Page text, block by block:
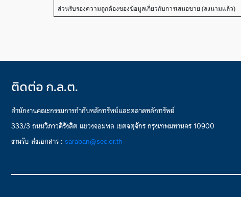
ส่วนรับรองความถูกต้องของข้อมูลเกี่ยวกับการเสนอขาย (ลงนามแล้ว)
ติดต่อ ก.ล.ต.
สำนักงานคณะกรรมการกำกับหลักทรัพย์และตลาดหลักทรัพย์
333/3 ถนนวิภาวดีรังสิต แขวงจอมพล เขตจตุจักร กรุงเทพมหานคร 10900
งานรับ-ส่งเอกสาร : saraban@sec.or.th